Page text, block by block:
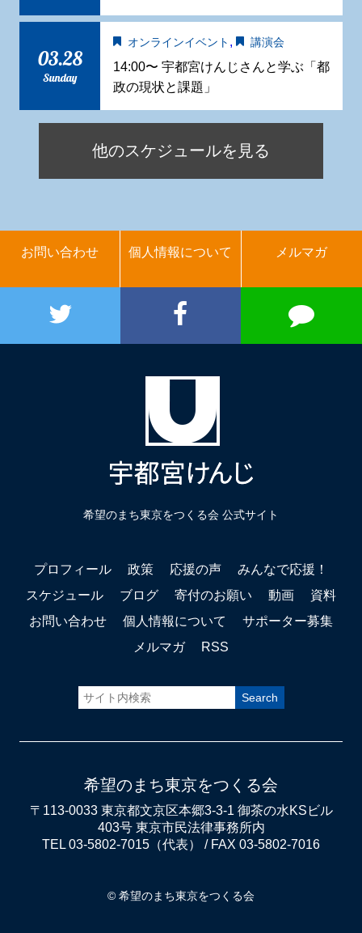
03.28
Sunday
オンラインイベント , 講演会
14:00〜 宇都宮けんじさんと学ぶ「都
政の現状と課題」
他のスケジュールを見る
お問い合わせ 個人情報について メルマガ
希望のまち東京をつくる会 公式サイト
プロフィール 政策 応援の声
みんなで応援！
スケジュール
ブログ 寄付のお願い 動画
資料
お問い合わせ
個人情報について
サポーター募集
メルマガ
RSS
希望のまち東京をつくる会
〒113-0033 東京都文京区本郷3-3-1 御茶の水KSビル
403号 東京市民法律事務所内
TEL 03-5802-7015（代表） / FAX 03-5802-7016
© 希望のまち東京をつくる会